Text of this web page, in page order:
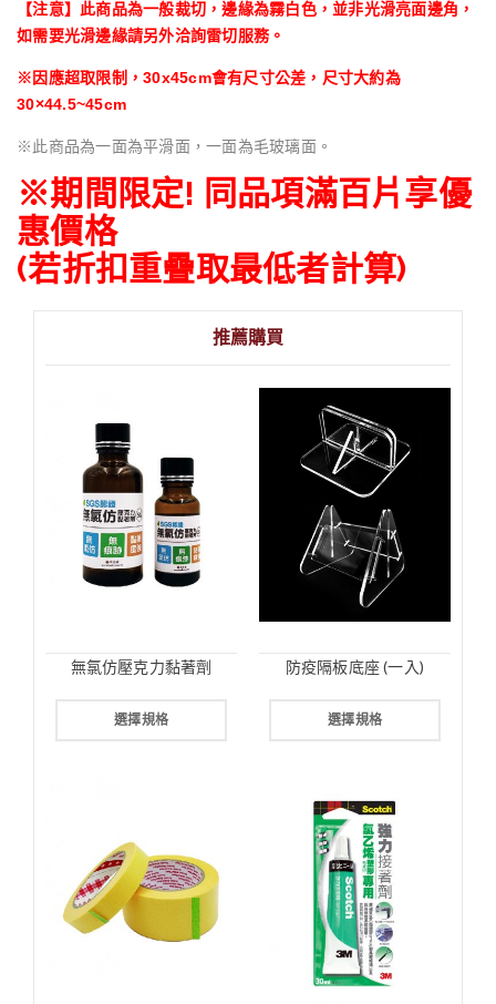
【注意】此商品為一般裁切，邊緣為霧白色，並非光滑亮面邊角，
如需要光滑邊緣請另外洽詢雷切服務。
※因應超取限制，30x45cm會有尺寸公差，尺寸大約為
30×44.5~45cm
※此商品為一面為平滑面，一面為毛玻璃面。
※期間限定! 同品項滿百片享優
惠價格
(若折扣重疊取最低者計算)
推薦購買
無氯仿壓克力黏著劑
選擇規格
防疫隔板底座 (一入)
選擇規格